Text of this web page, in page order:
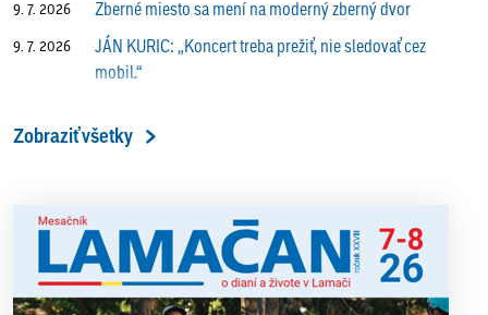
9. 7. 2026 Zberné miesto sa mení na moderný zberný dvor
9. 7. 2026
JÁN KURIC: „Koncert treba prežiť, nie sledovať cez
mobil.“
9. 7. 2026
ALENA PETÁKOVÁ: „Splnila som si všetko, čo som si
výborný šach aj príjemnú komunitnú atmosféru
Zobraziť všetky